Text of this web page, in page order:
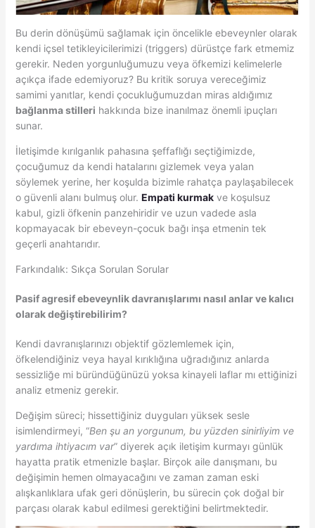
Bu derin dönüşümü sağlamak için öncelikle ebeveynler olarak
kendi içsel tetikleyicilerimizi (triggers) dürüstçe fark etmemiz
gerekir. Neden yorgunluğumuzu veya öfkemizi kelimelerle
açıkça ifade edemiyoruz? Bu kritik soruya vereceğimiz
samimi yanıtlar, kendi çocukluğumuzdan miras aldığımız
bağlanma stilleri hakkında bize inanılmaz önemli ipuçları
sunar.
İletişimde kırılganlık pahasına şeffaflığı seçtiğimizde,
çocuğumuz da kendi hatalarını gizlemek veya yalan
söylemek yerine, her koşulda bizimle rahatça paylaşabilecek
o güvenli alanı bulmuş olur. Empati kurmakve koşulsuz
kabul, gizli öfkenin panzehiridir ve uzun vadede asla
kopmayacak bir ebeveyn-çocuk bağı inşa etmenin tek
geçerli anahtarıdır.
Farkındalık: Sıkça Sorulan Sorular
Pasif agresif ebeveynlik davranışlarımı nasıl anlar ve kalıcı
olarak değiştirebilirim?
Kendi davranışlarınızı objektif gözlemlemek için,
öfkelendiğiniz veya hayal kırıklığına uğradığınız anlarda
sessizliğe mi büründüğünüzü yoksa kinayeli laflar mı ettiğinizi
analiz etmeniz gerekir.
Değişim süreci; hissettiğiniz duyguları yüksek sesle
isimlendirmeyi, “Ben şu an yorgunum, bu yüzden sinirliyim ve
yardıma ihtiyacım var” diyerek açık iletişim kurmayı günlük
hayatta pratik etmenizle başlar. Birçok aile danışmanı, bu
değişimin hemen olmayacağını ve zaman zaman eski
alışkanlıklara ufak geri dönüşlerin, bu sürecin çok doğal bir
parçası olarak kabul edilmesi gerektiğini belirtmektedir.